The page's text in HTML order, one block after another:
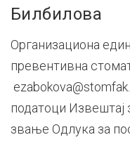
Билбилова
Организациона
превентивна
податоци Извештај
звање Одлука за